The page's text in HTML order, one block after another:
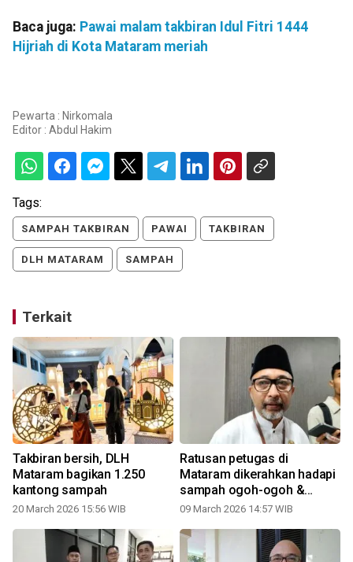
Baca juga: Pawai malam takbiran Idul Fitri 1444
Hijriah di Kota Mataram meriah
Pewarta : Nirkomala
Editor : Abdul Hakim
Tags:
SAMPAH TAKBIRAN PAWAI TAKBIRAN
DLH MATARAM SAMPAH
Terkait
Takbiran bersih, DLH
Mataram bagikan 1.250
kantong sampah
20 March 2026 15:56 WIB
Ratusan petugas di
Mataram dikerahkan hadapi
sampah ogoh-ogoh &
takbiran
09 March 2026 14:57 WIB